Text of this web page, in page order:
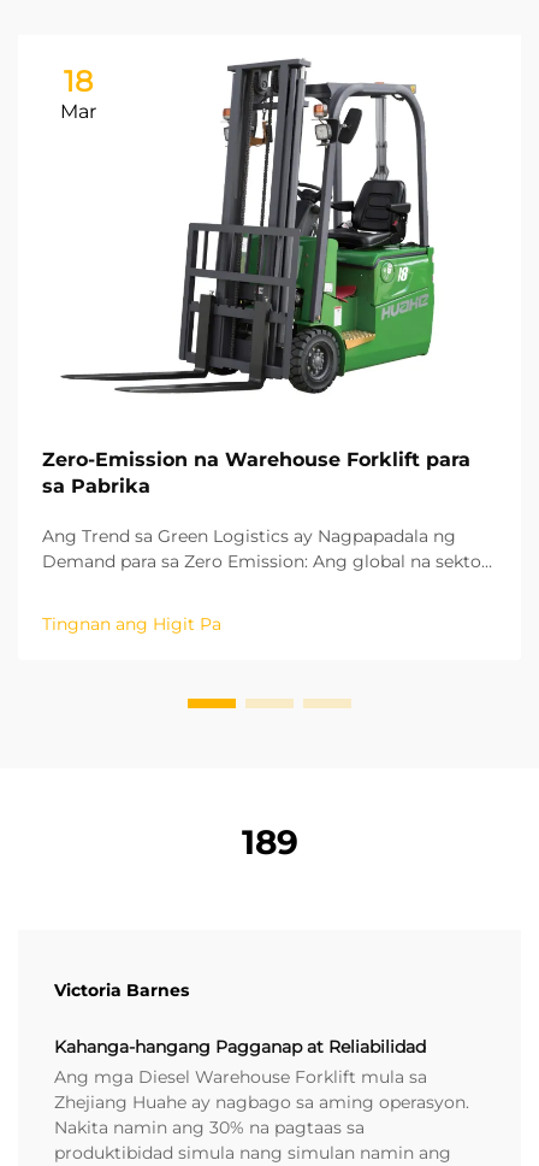
18
Mar
Zero-Emission na Warehouse Forklift para
sa Pabrika
Ang Trend sa Green Logistics ay Nagpapadala ng
Demand para sa Zero Emission: Ang global na sektor
patungo sa isang berdeng modelo ng pag-unlad at
mababang carbon. Ang natitirang mga proseso sa
Tingnan ang Higit Pa
189
Victoria Barnes
Kahanga-hangang Pagganap at Reliabilidad
Ang mga Diesel Warehouse Forklift mula sa
Zhejiang Huahe ay nagbago sa aming operasyon.
Nakita namin ang 30% na pagtaas sa
produktibidad simula nang simulan namin ang